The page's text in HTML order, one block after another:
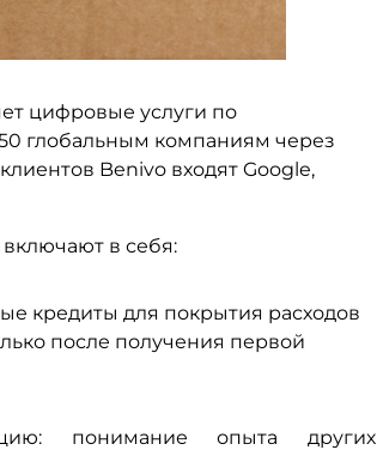
цифровые услуги по
глобальным компаниям через
Benivo входят Google,
в себя:
кредиты для покрытия расходов
после получения первой
понимание опыта других